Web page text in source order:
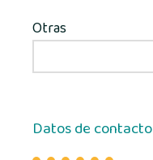
Otras
Datos de contacto